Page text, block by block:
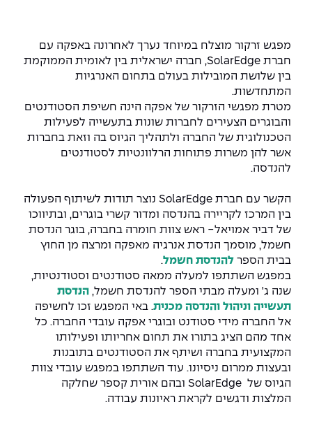
מפגש זרקור מוצלח במיוחד נערך לאחרונה באפקה עם
חברת SolarEdge, חברה ישראלית בין לאומית הממוקמת
בין שלושת המובילות בעולם בתחום האנרגיות
המתחדשות.
מטרת מפגשי הזרקור של אפקה הינה חשיפת הסטודנטים
והבוגרים הצעירים לחברות שונות בתעשייה לפעילות
הטכנולוגית של החברה ולתהליך הגיוס בה וזאת בחברות
אשר להן משרות פתוחות הרלוונטיות לסטודנטים
להנדסה.
הקשר עם חברת SolarEdge נוצר תודות לשיתוף הפעולה
בין המרכז לקריירה בהנדסה ומדור קשרי בוגרים, ובתיווכו
של דביר אמויאל- ראש צוות חומרה בחברה, בוגר הנדסת
חשמל, מוסמך הנדסת אנרגיה מאפקה ומרצה מן החוץ
בבית הספר להנדסת חשמל.
במפגש השתתפו למעלה ממאה סטודנטים וסטודנטיות,
שנה ג' ומעלה מבתי הספר להנדסת חשמל, הנדסת
תעשייה וניהול והנדסה מכנית. באי המפגש זכו לחשיפה
אל החברה מידי סטודנט ובוגרי אפקה עובדי החברה. כל
אחד מהם הציג בתורו את תחום אחריותו ופעילותו
המקצועית בחברה ושיתף את הסטודנטים בתובנות
ובעצות ממרום ניסיונו. עוד השתתפו במפגש עובדי צוות
הגיוס של SolarEdge ובהם אורית קספר שחלקה
המלצות ודגשים לקראת ראיונות עבודה.
נהלים, תקנונים וחקיקה
הוגנות מגדרית
הצהרת נגישות
לעבוד באפקה
לוח שנה אקדמי
צור קשר
חדשות אפקה
כתבות
מדברים הנדסה (פודקאסט)
ידיעות מן העיתונות
דו-חוגי בהנדסה ומדעים
תואר שני בהנדסה
הנדסת אנרגיה והספק
הנדסה וניהול
הנדסת מערכות
הנדסה רפואית
מערכות תבוניות AI
יחידות לימוד אקדמיות
היחידה למתמטיקה
היחידה לפיזיקה
דקאנט הסטודנטים
מרכז קריירה
מעבדות
ספרייה
אגודת הסטודנטים
מעטפת תמיכה למשרתות ולמשרתים
מעטפת חוסן
אופק – מרכזים לפיתוח מיומנויות
מועדוני סטודנטים
נבחרות הספורט
עתודה אקדמית
מסלול ישיר לתואר ראשון
מידע למועמד תואר שני
הרשמה און ליין
שאלות ותשובות
מלגות ע״ב נתוני קבלה
תנאי קבלה - הנדסה
למה לעשות תואר שני באפקה?
ולמשרתי המילואים – תשפ״ו
המרכז לאנרגיה מתחדשת ובת קיימא
המרכז למחקר יישומי בעיבוד שפה וקול
המרכז להנדסת חומרים ותהליכים
מרכז ICSGen.AI
כנסים
Skills & Tech
כנסי פיתוח הון אנושי לאומי בהנדסה
כנס עיבוד דיבור
מדד הכישורים